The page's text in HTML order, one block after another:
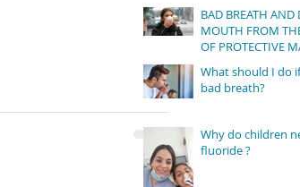
BAD BREATH AND
MOUTH FROM
OF PROTECTIVE
What should I do
bad breath?
Why do children
fluoride ?